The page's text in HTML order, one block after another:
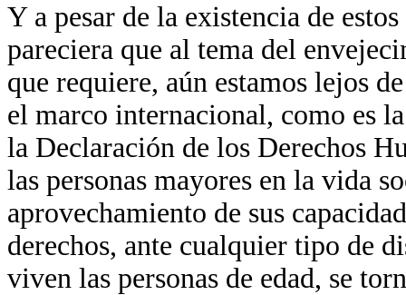
Y a pesar de la existencia de
pareciera que al tema del
que requiere, aún estamos lejos
el marco internacional, como es
la Declaración de los Derechos
las personas mayores en la vida
aprovechamiento de sus
derechos, ante cualquier tipo de
viven las personas de edad, se